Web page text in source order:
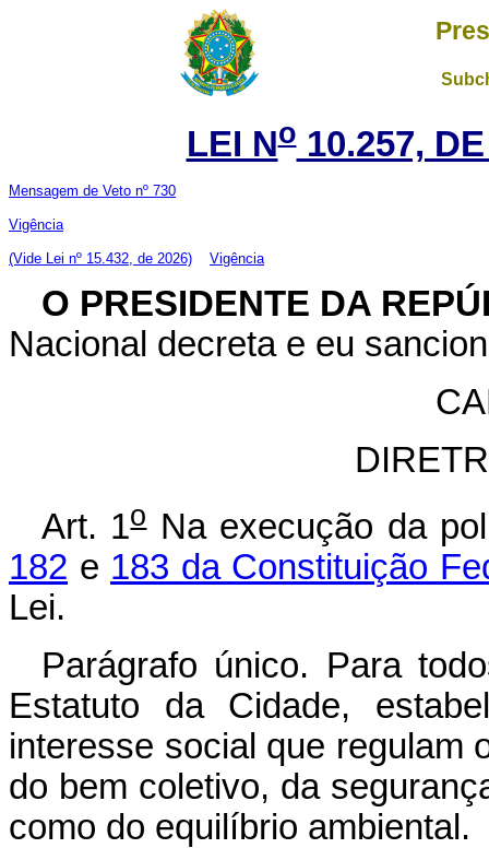
LEI No10.257,
Mensagem de Veto nº 730
Vigência
(Vide Lei nº 15.432, de 2026) Vigência
O PRESIDENTE DA
Nacional decreta e eu
Art. 1oNa execução da
182 e 183 da Constituição
Lei.
Parágrafo único. Para
Estatuto da Cidade,
interesse social que regulam
do bem coletivo, da
como do equilíbrio ambiental.